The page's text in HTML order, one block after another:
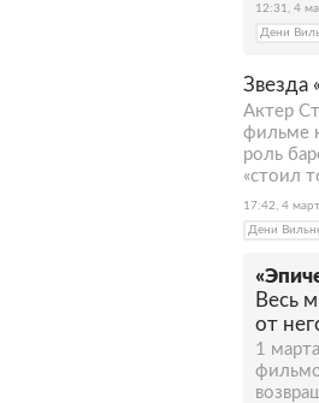
12:31, 4
Дени
Звезда
Актер
фильме
роль
«стоил
17:42, 4
Дени
Весь
от
1